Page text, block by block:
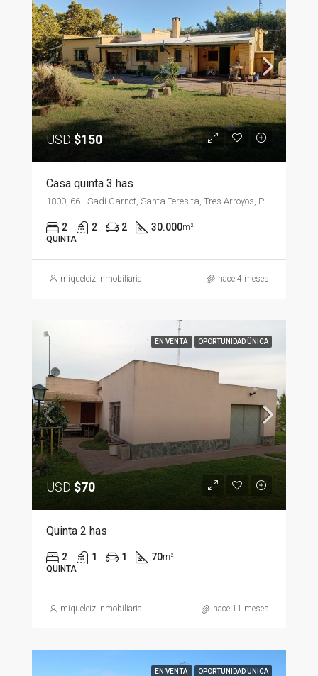
USD $150
Casa quinta 3 has
2 2 2 30.000m²
QUINTA
miqueleiz Inmobiliaria hace 4 meses
EN VENTA OPORTUNIDAD ÜNICA
USD$70
Quinta 2 has
2 1 1 70m²
QUINTA
miqueleiz Inmobiliaria hace 11 meses
EN VENTA OPORTUNIDAD ÜNICA